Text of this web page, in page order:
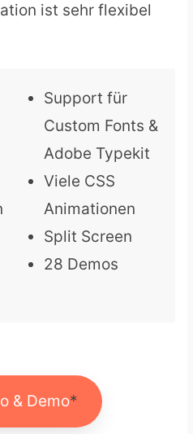
ist sehr flexibel
Support für
Custom Fonts &
Adobe Typekit
Viele CSS
Animationen
Split Screen
28 Demos
& Demo